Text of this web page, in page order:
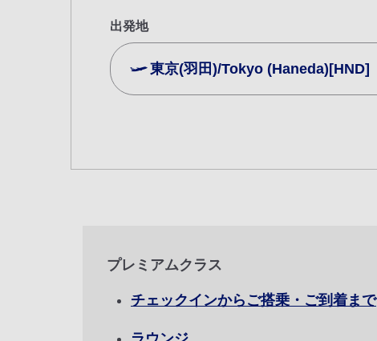
出発地
東京(羽田)/Tokyo (Haneda)[HND]
時間帯指定なし
プレミアムクラス
チェックインからご搭乗・ご到着まで